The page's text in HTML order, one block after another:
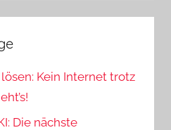
Kein Internet trotz
Die nächste